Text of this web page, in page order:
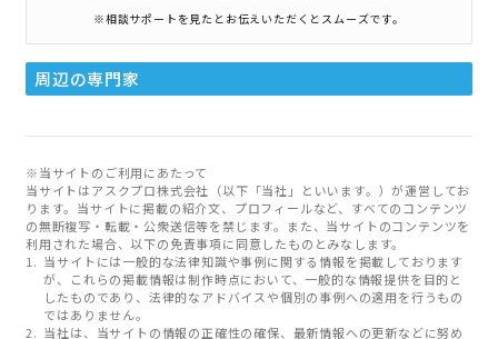
※相談サポートを見たとお伝えいただくとスムーズです。
周辺の専門家
※当サイトのご利用にあたって
当サイトはアスクプロ株式会社（以下「当社」といいます。）が運営してお
ります。当サイトに掲載の紹介文、プロフィールなど、すべてのコンテンツ
の無断複写・転載・公衆送信等を禁じます。また、当サイトのコンテンツを
利用された場合、以下の免責事項に同意したものとみなします。
当サイトには一般的な法律知識や事例に関する情報を掲載しております
が、これらの掲載情報は制作時点において、一般的な情報提供を目的と
したものであり、法律的なアドバイスや個別の事例への適用を行うもの
ではありません。
当社は、当サイトの情報の正確性の確保、最新情報への更新などに努め